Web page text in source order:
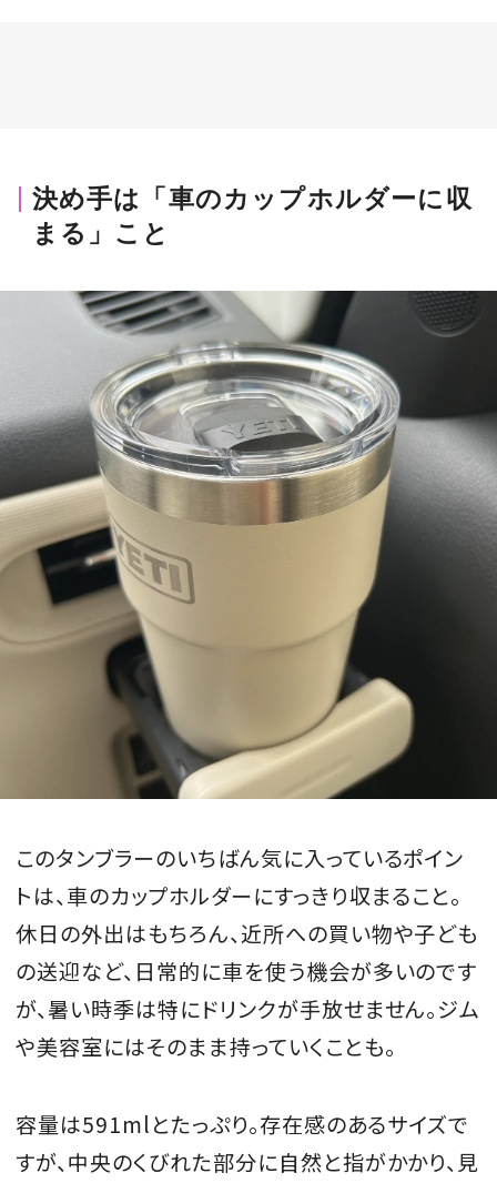
決め手は「車のカップホルダーに収
まる」こと
このタンブラーのいちばん気に入っているポイン
トは、車のカップホルダーにすっきり収まること。
休日の外出はもちろん、近所への買い物や子ども
の送迎など、日常的に車を使う機会が多いのです
が、暑い時季は特にドリンクが手放せません。ジム
や美容室にはそのまま持っていくことも。
容量は591mlとたっぷり。存在感のあるサイズで
すが、中央のくびれた部分に自然と指がかかり、見